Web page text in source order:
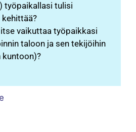
työpaikallasi tulisi
vaikuttaa työpaikkasi
taloon ja sen tekijöihin